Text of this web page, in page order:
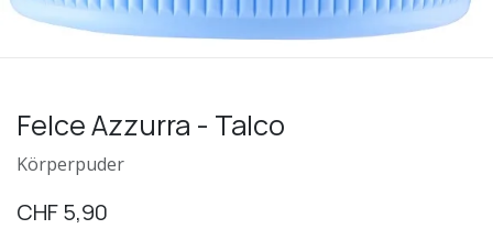
Felce Azzurra - Talco
Körperpuder
CHF5,90